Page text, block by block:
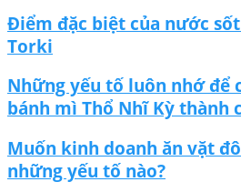
Điểm đặc biệt của nước
Torki
Những yếu tố luôn nhớ để
bánh mì Thổ Nhĩ Kỳ thành
Muốn kinh doanh ăn vặt
những yếu tố nào?